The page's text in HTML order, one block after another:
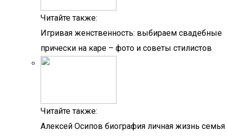
Читайте также:
Игривая женственность: выбираем свадебные
прически на каре – фото и советы стилистов
Читайте также:
Алексей Осипов биография личная жизнь семья